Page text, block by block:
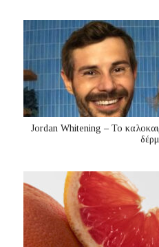
Jordan Whitening – Το